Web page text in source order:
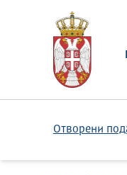
Отворени